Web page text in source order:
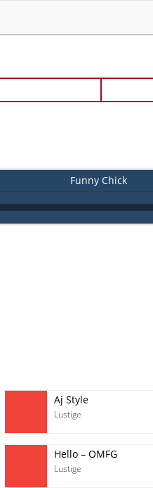
Funny Chick
Aj Style
Lustige
Hello – OMFG
Lustige